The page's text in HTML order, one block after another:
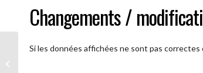
Changements /
Si les données affichées ne sont pas